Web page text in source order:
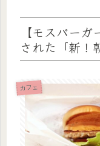
【モスバー
された「新！
カフェ